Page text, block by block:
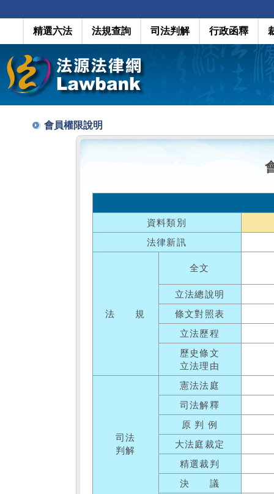
精選六法 法規查詢 司法判解 行政函釋
會員權限說明
資料類別
法律新訊
法 規
全文
立法總說明
條文對照表
立法歷程
歷史條文
立法理由
司法
判解
憲法法庭
司法解釋
原 判 例
大法庭裁定
精選裁判
決 議